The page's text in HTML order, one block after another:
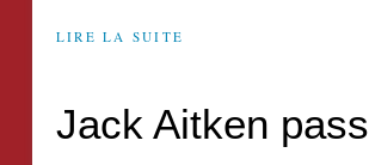
LIRE LA SUITE
Jack Aitken